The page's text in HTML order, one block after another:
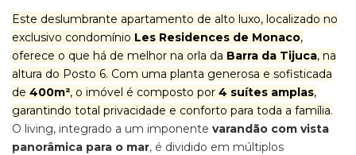
Este deslumbrante apartamento de alto luxo, localizado no
exclusivo condomínio Les Residences de Monaco,
oferece o que há de melhor na orla da Barra da Tijuca, na
altura do Posto 6. Com uma planta generosa e sofisticada
de 400m², o imóvel é composto por 4 suítes amplas,
garantindo total privacidade e conforto para toda a família.
O living, integrado a um imponente varandão com vista
panorâmica para o mar, é dividido em múltiplos